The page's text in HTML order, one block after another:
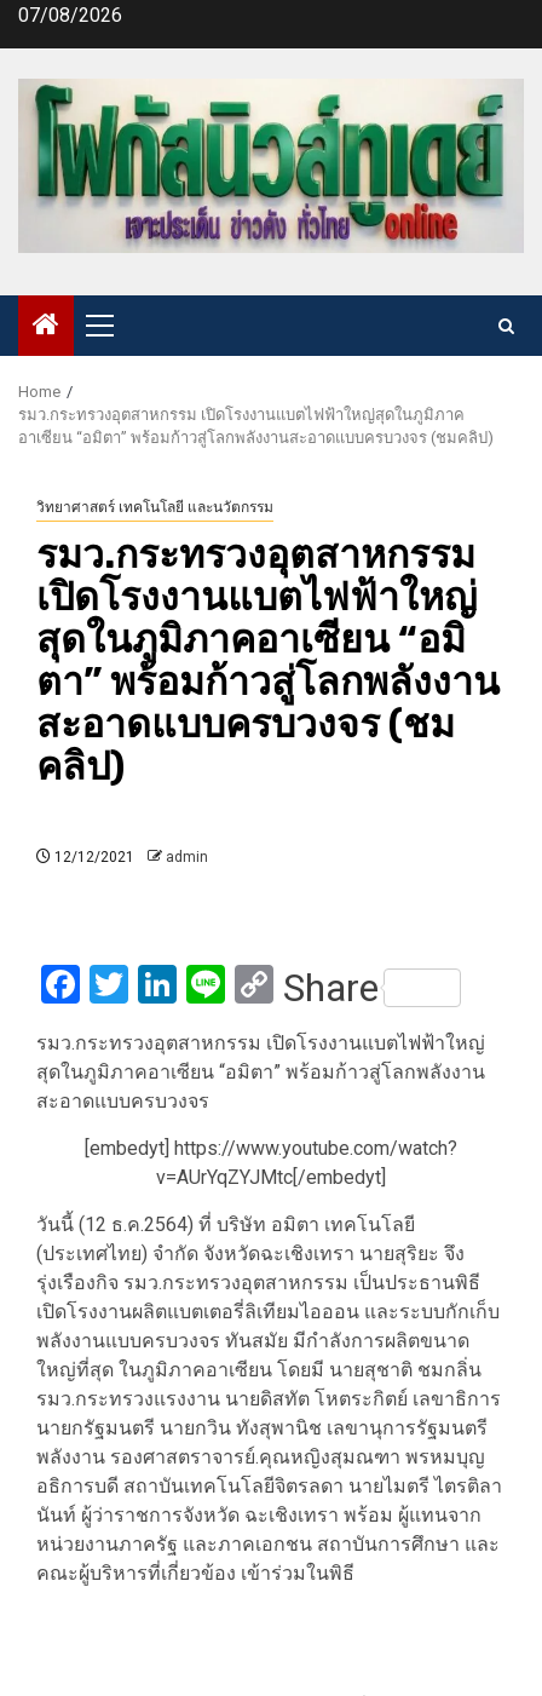
Skip07/08/2026
Primary
Menu
Home
รมว.กระทรวงอุตสาหกรรม เปิดโรงงานแบตไฟฟ้าใหญ่สุดในภูมิภาค
อาเซียน “อมิตา” พร้อมก้าวสู่โลกพลังงานสะอาดแบบครบวงจร (ชมคลิป)
วิทยาศาสตร์ เทคโนโลยี และนวัตกรรม
รมว.กระทรวงอุตสาหกรรม
เปิดโรงงานแบตไฟฟ้าใหญ่
สุดในภูมิภาคอาเซียน “อมิ
ตา” พร้อมก้าวสู่โลกพลังงาน
สะอาดแบบครบวงจร (ชม
คลิป)
12/12/2021 admin
Facebook
Twitter
LinkedIn
LineCopy
Link
Share
รมว.กระทรวงอุตสาหกรรม เปิดโรงงานแบตไฟฟ้าใหญ่
สุดในภูมิภาคอาเซียน “อมิตา” พร้อมก้าวสู่โลกพลังงาน
สะอาดแบบครบวงจร
[embedyt] https://www.youtube.com/watch?
v=AUrYqZYJMtc[/embedyt]
วันนี้ (12 ธ.ค.2564) ที่ บริษัท อมิตา เทคโนโลยี
(ประเทศไทย) จำกัด จังหวัดฉะเชิงเทรา นายสุริยะ จึง
รุ่งเรืองกิจ รมว.กระทรวงอุตสาหกรรม เป็นประธานพิธี
เปิดโรงงานผลิตแบตเตอรี่ลิเทียมไอออน และระบบกักเก็บ
พลังงานแบบครบวงจร ทันสมัย มีกำลังการผลิตขนาด
ใหญ่ที่สุด ในภูมิภาคอาเซียน โดยมี นายสุชาติ ชมกลิ่น
รมว.กระทรวงแรงงาน นายดิสทัต โหตระกิตย์ เลขาธิการ
นายกรัฐมนตรี นายกวิน ทังสุพานิช เลขานุการรัฐมนตรี
พลังงาน รองศาสตราจารย์.คุณหญิงสุมณฑา พรหมบุญ
อธิการบดี สถาบันเทคโนโลยีจิตรลดา นายไมตรี ไตรติลา
นันท์ ผู้ว่าราชการจังหวัด ฉะเชิงเทรา พร้อม ผู้แทนจาก
หน่วยงานภาครัฐ และภาคเอกชน สถาบันการศึกษา และ
คณะผู้บริหารที่เกี่ยวข้อง เข้าร่วมในพิธี